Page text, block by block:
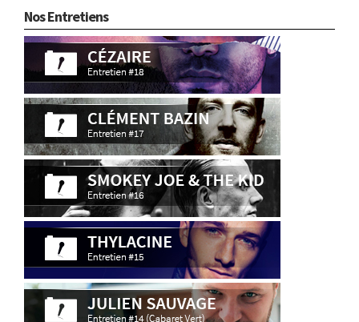
Nos Entretiens